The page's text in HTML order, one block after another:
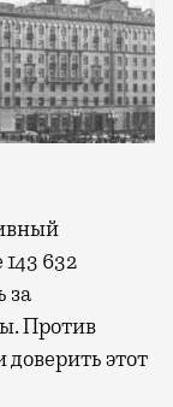
143 632
за
Против
этот